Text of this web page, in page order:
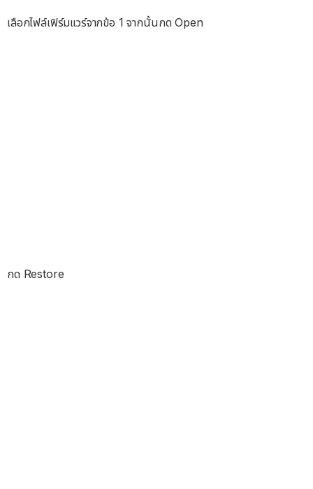
เลือกไฟล์เฟิร์มแวร์จากข้อ 1 จากนั้นกด Open
กด Restore